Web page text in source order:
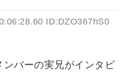
ID:DZO367hS0
バーの実兄がインタビ